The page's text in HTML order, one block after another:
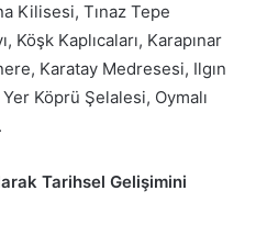
Kilisesi, Tınaz Tepe
Köşk Kaplıcaları, Karapınar
Karatay Medresesi, Ilgın
Köprü Şelalesi, Oymalı
Tarihsel Gelişimini